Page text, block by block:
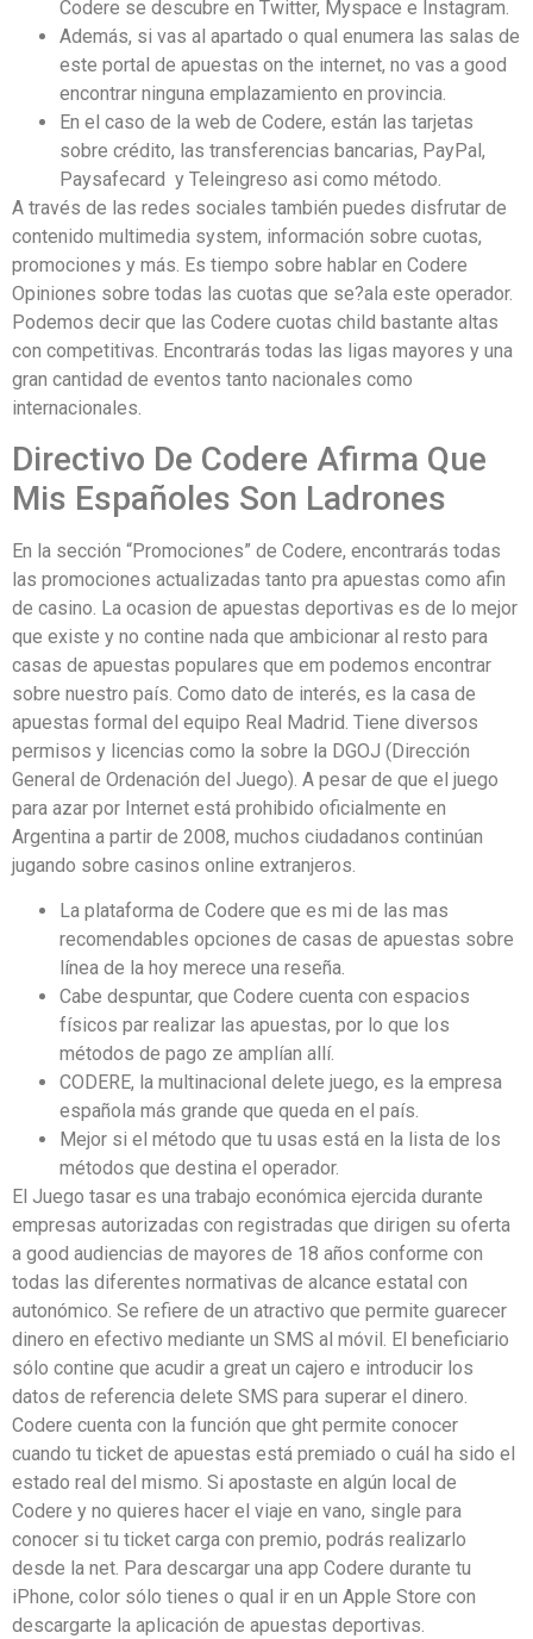
Codere se descubre en Twitter, Myspace e Instagram.
Además, si vas al apartado o qual enumera las salas de
este portal de apuestas on the internet, no vas a good
encontrar ninguna emplazamiento en provincia.
En el caso de la web de Codere, están las tarjetas
sobre crédito, las transferencias bancarias, PayPal,
Paysafecard y Teleingreso asi como método.
A través de las redes sociales también puedes disfrutar de
contenido multimedia system, información sobre cuotas,
promociones y más. Es tiempo sobre hablar en Codere
Opiniones sobre todas las cuotas que se?ala este operador.
Podemos decir que las Codere cuotas child bastante altas
con competitivas. Encontrarás todas las ligas mayores y una
gran cantidad de eventos tanto nacionales como
internacionales.
Directivo De Codere Afirma Que
Mis Españoles Son Ladrones
En la sección “Promociones” de Codere, encontrarás todas
las promociones actualizadas tanto pra apuestas como afin
de casino. La ocasion de apuestas deportivas es de lo mejor
que existe y no contine nada que ambicionar al resto para
casas de apuestas populares que em podemos encontrar
sobre nuestro país. Como dato de interés, es la casa de
apuestas formal del equipo Real Madrid. Tiene diversos
permisos y licencias como la sobre la DGOJ (Dirección
General de Ordenación del Juego). A pesar de que el juego
para azar por Internet está prohibido oficialmente en
Argentina a partir de 2008, muchos ciudadanos continúan
jugando sobre casinos online extranjeros.
La plataforma de Codere que es mi de las mas
recomendables opciones de casas de apuestas sobre
línea de la hoy merece una reseña.
Cabe despuntar, que Codere cuenta con espacios
físicos par realizar las apuestas, por lo que los
métodos de pago ze amplían allí.
CODERE, la multinacional delete juego, es la empresa
española más grande que queda en el país.
Mejor si el método que tu usas está en la lista de los
métodos que destina el operador.
El Juego tasar es una trabajo económica ejercida durante
empresas autorizadas con registradas que dirigen su oferta
a good audiencias de mayores de 18 años conforme con
todas las diferentes normativas de alcance estatal con
autonómico. Se refiere de un atractivo que permite guarecer
dinero en efectivo mediante un SMS al móvil. El beneficiario
sólo contine que acudir a great un cajero e introducir los
datos de referencia delete SMS para superar el dinero.
Codere cuenta con la función que ght permite conocer
cuando tu ticket de apuestas está premiado o cuál ha sido el
estado real del mismo. Si apostaste en algún local de
Codere y no quieres hacer el viaje en vano, single para
conocer si tu ticket carga con premio, podrás realizarlo
desde la net. Para descargar una app Codere durante tu
iPhone, color sólo tienes o qual ir en un Apple Store con
descargarte la aplicación de apuestas deportivas.